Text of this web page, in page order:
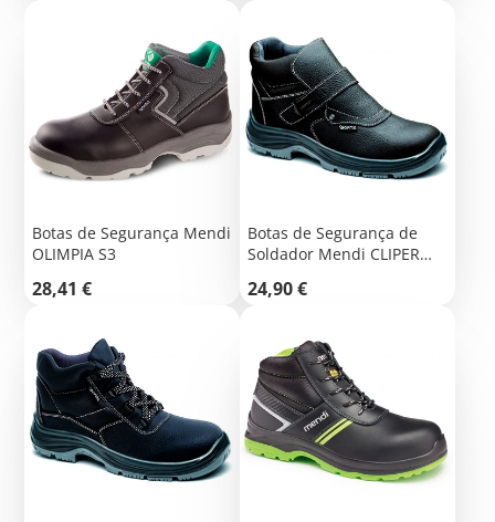
Botas de Segurança Mendi
OLIMPIA S3
Preço
28,41 €
Botas de Segurança de
Soldador Mendi CLIPER
Preço
24,90 €